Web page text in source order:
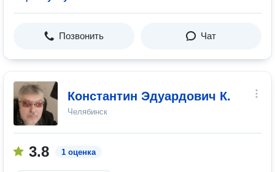
Позвонить Чат
Константин Эдуардович К.
Челябинск
3.8 1 оценка